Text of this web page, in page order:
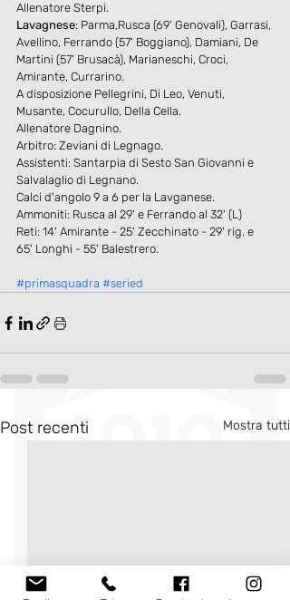
Allenatore Sterpi.
Lavagnese: Parma,Rusca (69' Genovali), Garrasi,
Avellino, Ferrando (57' Boggiano), Damiani, De
Martini (57' Brusacà), Marianeschi, Croci,
Amirante, Currarino.
A disposizione Pellegrini, Di Leo, Venuti,
Musante, Cocurullo, Della Cella.
Allenatore Dagnino.
Arbitro: Zeviani di Legnago.
Assistenti: Santarpia di Sesto San Giovanni e
Salvalaglio di Legnano.
Calci d'angolo 9 a 6 per la Lavganese.
Ammoniti: Rusca al 29' e Ferrando al 32' (L)
Reti: 14' Amirante - 25' Zecchinato - 29' rig. e
65' Longhi - 55' Balestrero.
#primasquadra #seried
Post recenti Mostra tutti